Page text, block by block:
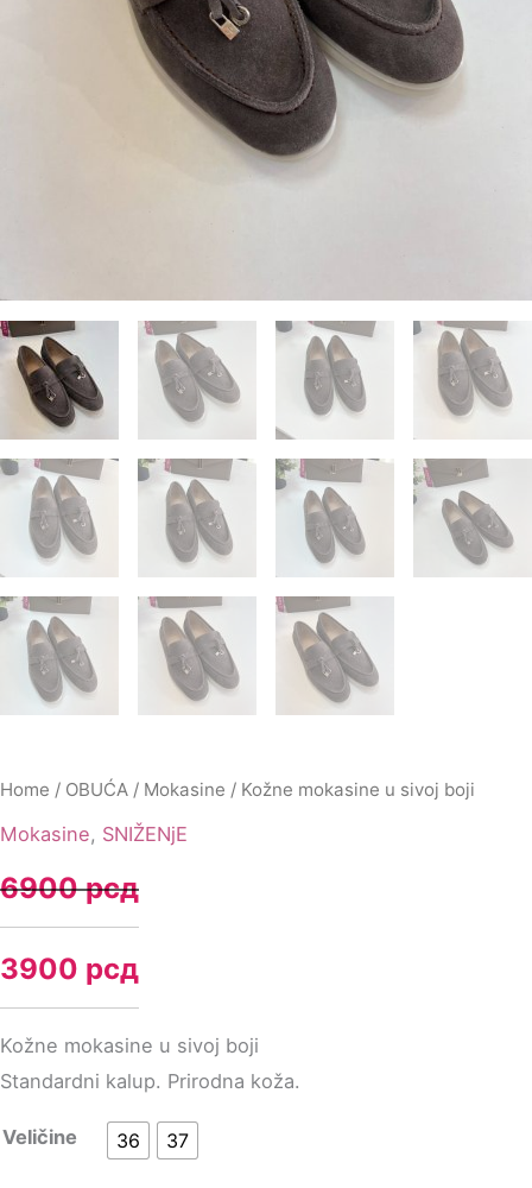
Home / OBUĆA / Mokasine / Kožne mokasine u sivoj boji
Mokasine, SNIŽENjE
6900рсд
3900 рсд
Kožne mokasine u sivoj boji
Standardni kalup. Prirodna koža.
Veličine 36 37